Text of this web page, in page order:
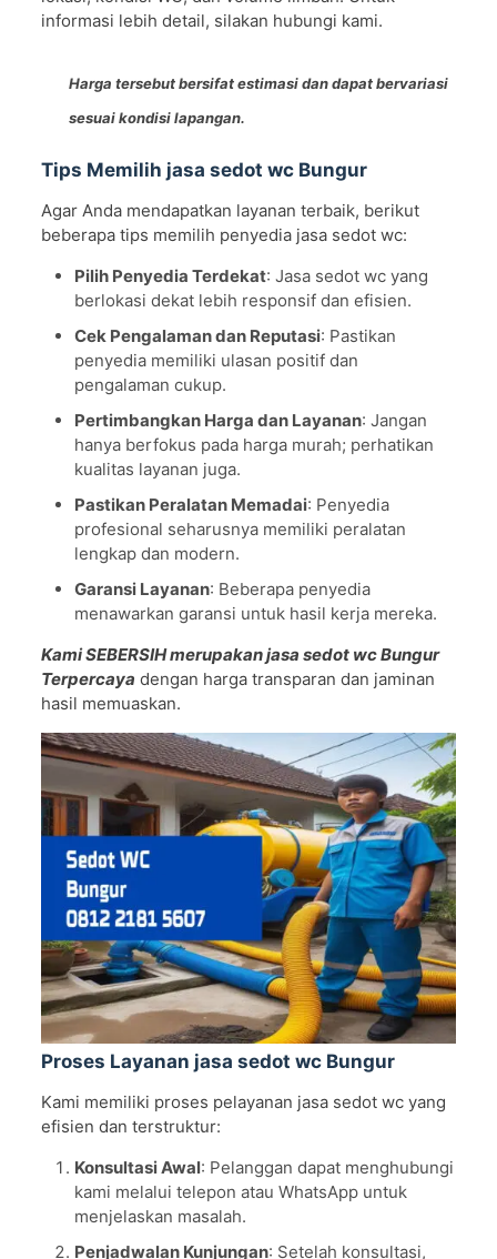
informasi lebih detail, silakan hubungi kami.
Harga tersebut bersifat estimasi dan dapat bervariasi
sesuai kondisi lapangan.
Tips Memilih jasa sedot wc Bungur
Agar Anda mendapatkan layanan terbaik, berikut
beberapa tips memilih penyedia jasa sedot wc:
Pilih Penyedia Terdekat: Jasa sedot wc yang
berlokasi dekat lebih responsif dan efisien.
Cek Pengalaman dan Reputasi: Pastikan
penyedia memiliki ulasan positif dan
pengalaman cukup.
Pertimbangkan Harga dan Layanan: Jangan
hanya berfokus pada harga murah; perhatikan
kualitas layanan juga.
Pastikan Peralatan Memadai: Penyedia
profesional seharusnya memiliki peralatan
lengkap dan modern.
Garansi Layanan: Beberapa penyedia
menawarkan garansi untuk hasil kerja mereka.
Kami SEBERSIH merupakan jasa sedot wc Bungur
Terpercaya dengan harga transparan dan jaminan
hasil memuaskan.
Proses Layanan jasa sedot wc Bungur
Kami memiliki proses pelayanan jasa sedot wc yang
efisien dan terstruktur:
Konsultasi Awal: Pelanggan dapat menghubungi
kami melalui telepon atau WhatsApp untuk
menjelaskan masalah.
Penjadwalan Kunjungan: Setelah konsultasi,